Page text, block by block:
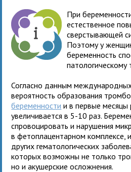
При
естественное
сверстывающей
Поэтому у
беременность
Согласно данным
вероятность образования
беременности и в первые
увеличивается в 5-10 раз.
спровоцировать и нарушения
в фетоплацентарном комплексе,
других гематологических
которых возможны не только
но и акушерские осложнения.